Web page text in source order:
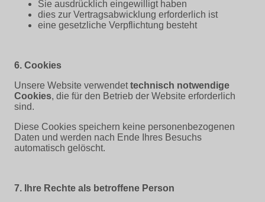
Sie ausdrücklich eingewilligt haben
dies zur Vertragsabwicklung erforderlich ist
eine gesetzliche Verpflichtung besteht
6. Cookies
Unsere Website verwendettechnisch notwendige
Cookies, die für den Betrieb der Website erforderlich
sind.
Diese Cookies speichern keine personenbezogenen
Daten und werden nach Ende Ihres Besuchs
automatisch gelöscht.
7. Ihre Rechte als betroffene Person